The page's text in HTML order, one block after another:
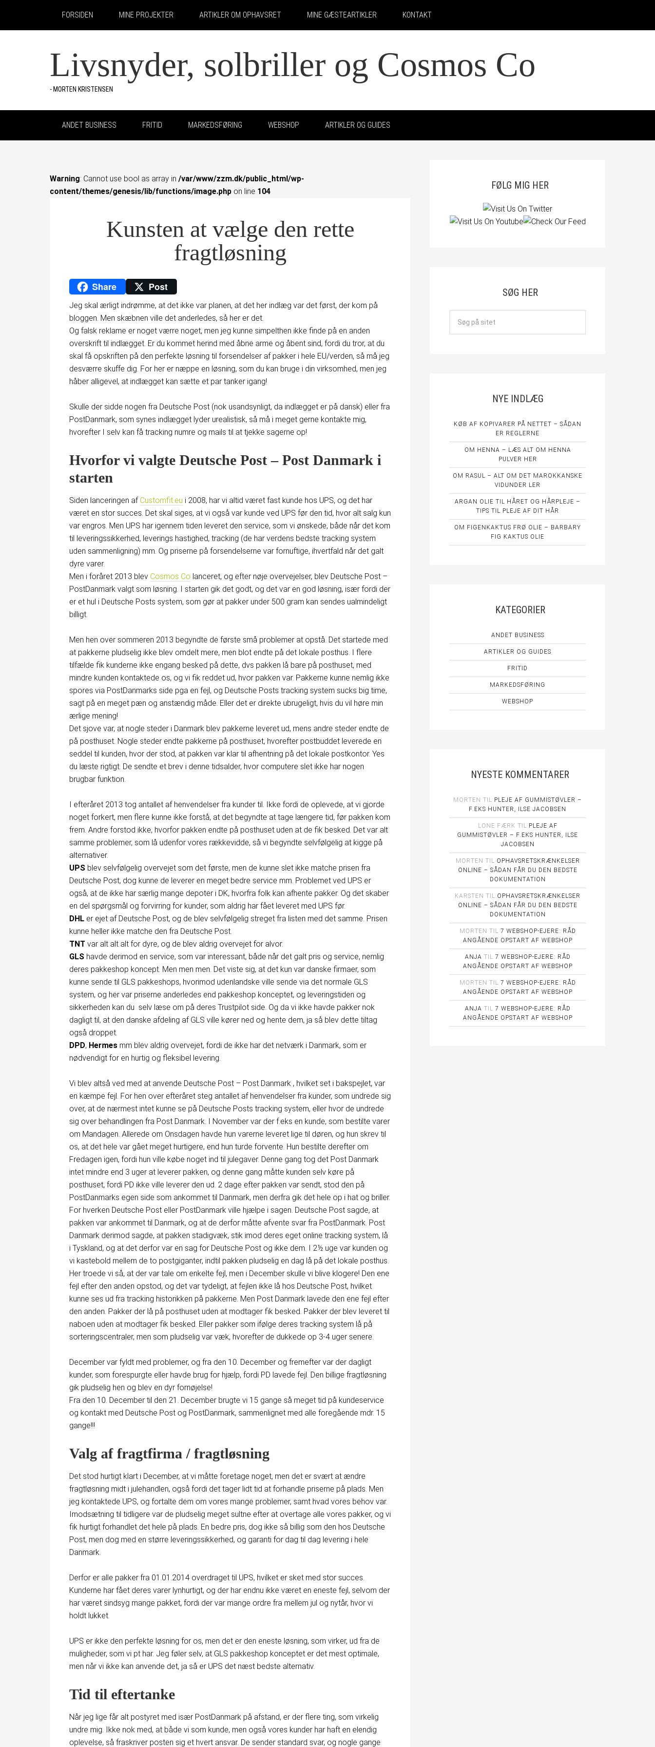
FORSIDEN MINE PROJEKTER ARTIKLER OM OPHAVSRET MINE GÆSTEARTIKLER KONTAKT
Livsnyder, solbriller og Cosmos Co
- MORTEN KRISTENSEN
ANDET BUSINESS FRITID MARKEDSFØRING WEBSHOP ARTIKLER OG GUIDES
Warning: Cannot use bool as array in /var/www/zzm.dk/public_html/wp-
content/themes/genesis/lib/functions/image.php on line 104
Kunsten at vælge den rette
fragtløsning
Share Post
Jeg skal ærligt indrømme, at det ikke var planen, at det her indlæg var det først, der kom på
bloggen. Men skæbnen ville det anderledes, så her er det.
Og falsk reklame er noget værre noget, men jeg kunne simpelthen ikke finde på en anden
overskrift til indlægget. Er du kommet herind med åbne arme og åbent sind, fordi du tror, at du
skal få opskriften på den perfekte løsning til forsendelser af pakker i hele EU/verden, så må jeg
desværre skuffe dig. For her er næppe en løsning, som du kan bruge i din virksomhed, men jeg
håber alligevel, at indlægget kan sætte et par tanker igang!
Skulle der sidde nogen fra Deutsche Post (nok usandsynligt, da indlægget er på dansk) eller fra
PostDanmark, som synes indlægget lyder urealistisk, så må i meget gerne kontakte mig,
hvorefter I selv kan få tracking numre og mails til at tjekke sagerne op!
Hvorfor vi valgte Deutsche Post – Post Danmark i
starten
Siden lanceringen af Customfit.eu i 2008, har vi altid været fast kunde hos UPS, og det har
været en stor succes. Det skal siges, at vi også var kunde ved UPS før den tid, hvor alt salg kun
var engros. Men UPS har igennem tiden leveret den service, som vi ønskede, både når det kom
til leveringssikkerhed, leverings hastighed, tracking (de har verdens bedste tracking system
uden sammenligning) mm. Og priserne på forsendelserne var fornuftige, ihvertfald når det galt
dyre varer.
Men i foråret 2013 blev Cosmos Co lanceret, og efter nøje overvejelser, blev Deutsche Post –
PostDanmark valgt som løsning. I starten gik det godt, og det var en god løsning, især fordi der
er et hul i Deutsche Posts system, som gør at pakker under 500 gram kan sendes ualmindeligt
billigt.
Men hen over sommeren 2013 begyndte de første små problemer at opstå. Det startede med
at pakkerne pludselig ikke blev omdelt mere, men blot endte på det lokale posthus. I flere
tilfælde fik kunderne ikke engang besked på dette, dvs pakken lå bare på posthuset, med
mindre kunden kontaktede os, og vi fik reddet ud, hvor pakken var. Pakkerne kunne nemlig ikke
spores via PostDanmarks side pga en fejl, og Deutsche Posts tracking system sucks big time,
sagt på en meget pæn og anstændig måde. Eller det er direkte ubrugeligt, hvis du vil høre min
ærlige mening!
Det sjove var, at nogle steder i Danmark blev pakkerne leveret ud, mens andre steder endte de
på posthuset. Nogle steder endte pakkerne på posthuset, hvorefter postbuddet leverede en
seddel til kunden, hvor der stod, at pakken var klar til afhentning på det lokale postkontor. Yes
du læste rigtigt. De sendte et brev i denne tidsalder, hvor computere slet ikke har nogen
brugbar funktion.
I efteråret 2013 tog antallet af henvendelser fra kunder til. Ikke fordi de oplevede, at vi gjorde
noget forkert, men flere kunne ikke forstå, at det begyndte at tage længere tid, før pakken kom
frem. Andre forstod ikke, hvorfor pakken endte på posthuset uden at de fik besked. Det var alt
samme problemer, som lå udenfor vores rækkevidde, så vi begyndte selvfølgelig at kigge på
alternativer.
UPS blev selvfølgelig overvejet som det første, men de kunne slet ikke matche prisen fra
Deutsche Post, dog kunne de leverer en meget bedre service mm. Problemet ved UPS er
også, at de ikke har særlig mange depoter i DK, hvorfra folk kan afhente pakker. Og det skaber
en del spørgsmål og forvirring for kunder, som aldrig har fået leveret med UPS før.
DHL er ejet af Deutsche Post, og de blev selvfølgelig streget fra listen med det samme. Prisen
kunne heller ikke matche den fra Deutsche Post.
TNT var alt alt alt for dyre, og de blev aldrig overvejet for alvor.
GLS havde derimod en service, som var interessant, både når det galt pris og service, nemlig
deres pakkeshop koncept. Men men men. Det viste sig, at det kun var danske firmaer, som
kunne sende til GLS pakkeshops, hvorimod udenlandske ville sende via det normale GLS
system, og her var priserne anderledes end pakkeshop konceptet, og leveringstiden og
sikkerheden kan du selv læse om på deres Trustpilot side. Og da vi ikke havde pakker nok
dagligt til, at den danske afdeling af GLS ville kører ned og hente dem, ja så blev dette tiltag
også droppet.
DPD, Hermes mm blev aldrig overvejet, fordi de ikke har det netværk i Danmark, som er
nødvendigt for en hurtig og fleksibel levering.
Vi blev altså ved med at anvende Deutsche Post – Post Danmark , hvilket set i bakspejlet, var
en kæmpe fejl. For hen over efteråret steg antallet af henvendelser fra kunder, som undrede sig
over, at de nærmest intet kunne se på Deutsche Posts tracking system, eller hvor de undrede
sig over behandlingen fra Post Danmark. I November var der f.eks en kunde, som bestilte varer
om Mandagen. Allerede om Onsdagen havde hun varerne leveret lige til døren, og hun skrev til
os, at det hele var gået meget hurtigere, end hun turde forvente. Hun bestilte derefter om
Fredagen igen, fordi hun ville købe noget ind til julegaver. Denne gang tog det Post Danmark
intet mindre end 3 uger at leverer pakken, og denne gang måtte kunden selv køre på
posthuset, fordi PD ikke ville leverer den ud. 2 dage efter pakken var sendt, stod den på
PostDanmarks egen side som ankommet til Danmark, men derfra gik det hele op i hat og briller.
For hverken Deutsche Post eller PostDanmark ville hjælpe i sagen. Deutsche Post sagde, at
pakken var ankommet til Danmark, og at de derfor måtte afvente svar fra PostDanmark. Post
Danmark derimod sagde, at pakken stadigvæk, stik imod deres eget online tracking system, lå
i Tyskland, og at det derfor var en sag for Deutsche Post og ikke dem. I 2½ uge var kunden og
vi kastebold mellem de to postgiganter, indtil pakken pludselig en dag lå på det lokale posthus.
Her troede vi så, at der var tale om enkelte fejl, men i December skulle vi blive klogere! Den ene
fejl efter den anden opstod, og det var tydeligt, at fejlen ikke lå hos Deutsche Post, hvilket
kunne ses ud fra tracking historikken på pakkerne. Men Post Danmark lavede den ene fejl efter
den anden. Pakker der lå på posthuset uden at modtager fik besked. Pakker der blev leveret til
naboen uden at modtager fik besked. Eller pakker som ifølge deres tracking system lå på
sorteringscentraler, men som pludselig var væk, hvorefter de dukkede op 3-4 uger senere.
December var fyldt med problemer, og fra den 10. December og fremefter var der dagligt
kunder, som forespurgte eller havde brug for hjælp, fordi PD lavede fejl. Den billige fragtløsning
gik pludselig hen og blev en dyr fornøjelse!
Fra den 10. December til den 21. December brugte vi 15 gange så meget tid på kundeservice
og kontakt med Deutsche Post og PostDanmark, sammenlignet med alle foregående mdr. 15
gange!!!
Valg af fragtfirma / fragtløsning
Det stod hurtigt klart i December, at vi måtte foretage noget, men det er svært at ændre
fragtløsning midt i julehandlen, også fordi det tager lidt tid at forhandle priserne på plads. Men
jeg kontaktede UPS, og fortalte dem om vores mange problemer, samt hvad vores behov var.
Imodsætning til tidligere var de pludselig meget sultne efter at overtage alle vores pakker, og vi
fik hurtigt forhandlet det hele på plads. En bedre pris, dog ikke så billig som den hos Deutsche
Post, men dog med en større leveringssikkerhed, og garanti for dag til dag levering i hele
Danmark.
Derfor er alle pakker fra 01.01.2014 overdraget til UPS, hvilket er sket med stor succes.
Kunderne har fået deres varer lynhurtigt, og der har endnu ikke været en eneste fejl, selvom der
har været sindsyg mange pakket, fordi der var mange ordre fra mellem jul og nytår, hvor vi
holdt lukket.
UPS er ikke den perfekte løsning for os, men det er den eneste løsning, som virker, ud fra de
muligheder, som vi pt har. Jeg føler selv, at GLS pakkeshop konceptet er det mest optimale,
men når vi ikke kan anvende det, ja så er UPS det næst bedste alternativ.
Tid til eftertanke
Når jeg lige får alt postyret med især PostDanmark på afstand, er der flere ting, som virkelig
undre mig. Ikke nok med, at både vi som kunde, men også vores kunder har haft en elendig
oplevelse, så fraskriver posten sig et hvert ansvar. De sender standard svar, og nogle gange
FØLG MIG HER
SØG HER
NYE INDLÆG
KØB AF KOPIVARER PÅ NETTET – SÅDAN
ER REGLERNE
OM HENNA – LÆS ALT OM HENNA
PULVER HER
OM RASUL – ALT OM DET MAROKKANSKE
VIDUNDER LER
ARGAN OLIE TIL HÅRET OG HÅRPLEJE –
TIPS TIL PLEJE AF DIT HÅR
OM FIGENKAKTUS FRØ OLIE – BARBARY
FIG KAKTUS OLIE
KATEGORIER
ANDET BUSINESS
ARTIKLER OG GUIDES
FRITID
MARKEDSFØRING
WEBSHOP
NYESTE KOMMENTARER
MORTEN TIL PLEJE AF GUMMISTØVLER –
F.EKS HUNTER, ILSE JACOBSEN
LONE FÆRK TIL PLEJE AF
GUMMISTØVLER – F.EKS HUNTER, ILSE
JACOBSEN
MORTEN TIL OPHAVSRETSKRÆNKELSER
ONLINE – SÅDAN FÅR DU DEN BEDSTE
DOKUMENTATION
KARSTEN TIL OPHAVSRETSKRÆNKELSER
ONLINE – SÅDAN FÅR DU DEN BEDSTE
DOKUMENTATION
MORTEN TIL 7 WEBSHOP-EJERE: RÅD
ANGÅENDE OPSTART AF WEBSHOP
ANJA TIL 7 WEBSHOP-EJERE: RÅD
ANGÅENDE OPSTART AF WEBSHOP
MORTEN TIL 7 WEBSHOP-EJERE: RÅD
ANGÅENDE OPSTART AF WEBSHOP
ANJA TIL 7 WEBSHOP-EJERE: RÅD
ANGÅENDE OPSTART AF WEBSHOP